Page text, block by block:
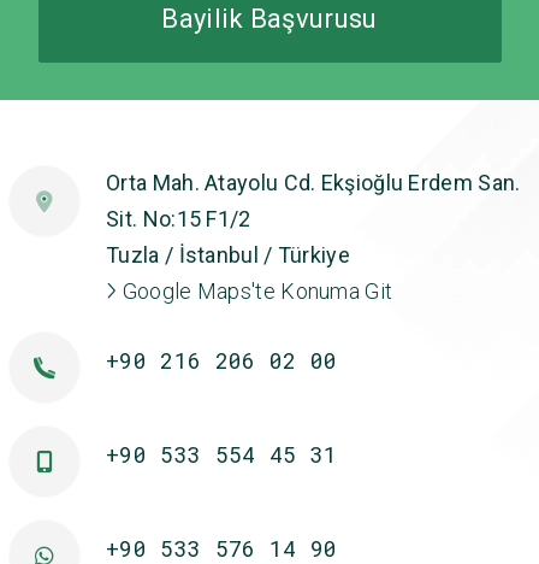
Bayilik Başvurusu
Orta Mah. Atayolu Cd. Ekşioğlu Erdem San.
Sit. No:15 F1/2
Tuzla / İstanbul / Türkiye
Google Maps'te Konuma Git
+90 216 206 02 00
+90 533 554 45 31
+90 533 576 14 90